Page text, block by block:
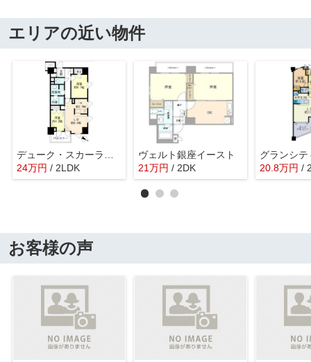
エリアの近い物件
デューク・スカーラ日本橋
24万円 / 2LDK
ヴェルト銀座イースト
21万円 / 2DK
グランシテ
20.8万円 /
お客様の声